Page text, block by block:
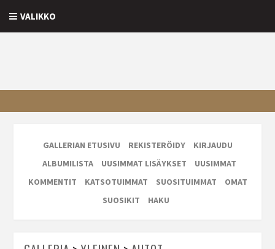
VALIKKO
GALLERIAN ETUSIVU REKISTERÖIDY
KIRJAUDU
ALBUMILISTA
UUSIMMAT LISÄYKSET
UUSIMMAT
KOMMENTIT
KATSOTUIMMAT SUOSITUIMMAT
OMAT
SUOSIKIT
HAKU